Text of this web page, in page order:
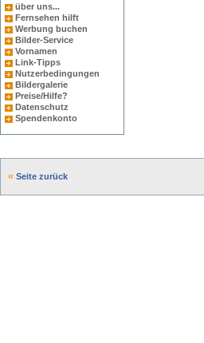
über uns...
Fernsehen hilft
Werbung buchen
Bilder-Service
Vornamen
Link-Tipps
Nutzerbedingungen
Bildergalerie
Preise/Hilfe?
Datenschutz
Spendenkonto
Seite zurück